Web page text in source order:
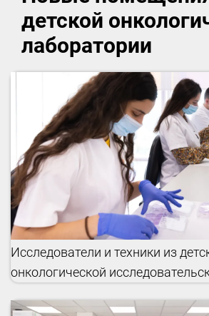
детской
лаборатории
Исследователи и техники из
онкологической